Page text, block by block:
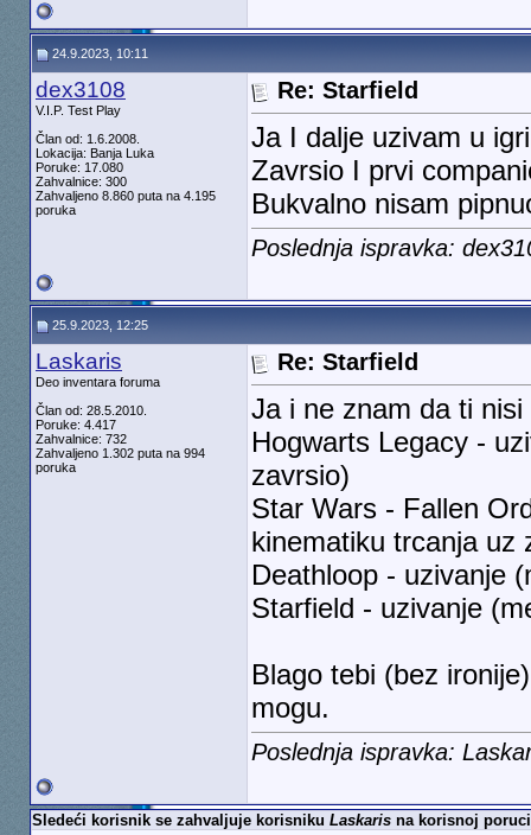
24.9.2023, 10:11
dex3108
V.I.P. Test Play
Član od: 1.6.2008.
Lokacija: Banja Luka
Poruke: 17.080
Zahvalnice: 300
Zahvaljeno 8.860 puta na 4.195
poruka
Re: Starfield
Ja I dalje uzivam u
Zavrsio I prvi
Bukvalno nisam
Poslednja ispravka:
25.9.2023, 12:25
Laskaris
Deo inventara foruma
Član od: 28.5.2010.
Poruke: 4.417
Zahvalnice: 732
Zahvaljeno 1.302 puta na 994
poruka
Re: Starfield
Ja i ne znam da ti
Hogwarts Legacy -
zavrsio)
Star Wars - Fallen
kinematiku trcanja uz
Deathloop - uzivanje
Starfield - uzivanje
Blago tebi (bez
mogu.
Poslednja ispravka:
Sledeći korisnik se zahvaljuje korisniku Laskarisna korisnoj